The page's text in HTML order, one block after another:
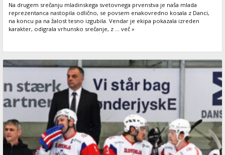
Na drugem srečanju mladinskega svetovnega prvenstva je naša mlada
reprezentanca nastopila odlično, se povsem enakovredno kosala z Danci,
na koncu pa na žalost tesno izgubila. Vendar je ekipa pokazala izreden
karakter, odigrala vrhunsko srečanje, z ... več »